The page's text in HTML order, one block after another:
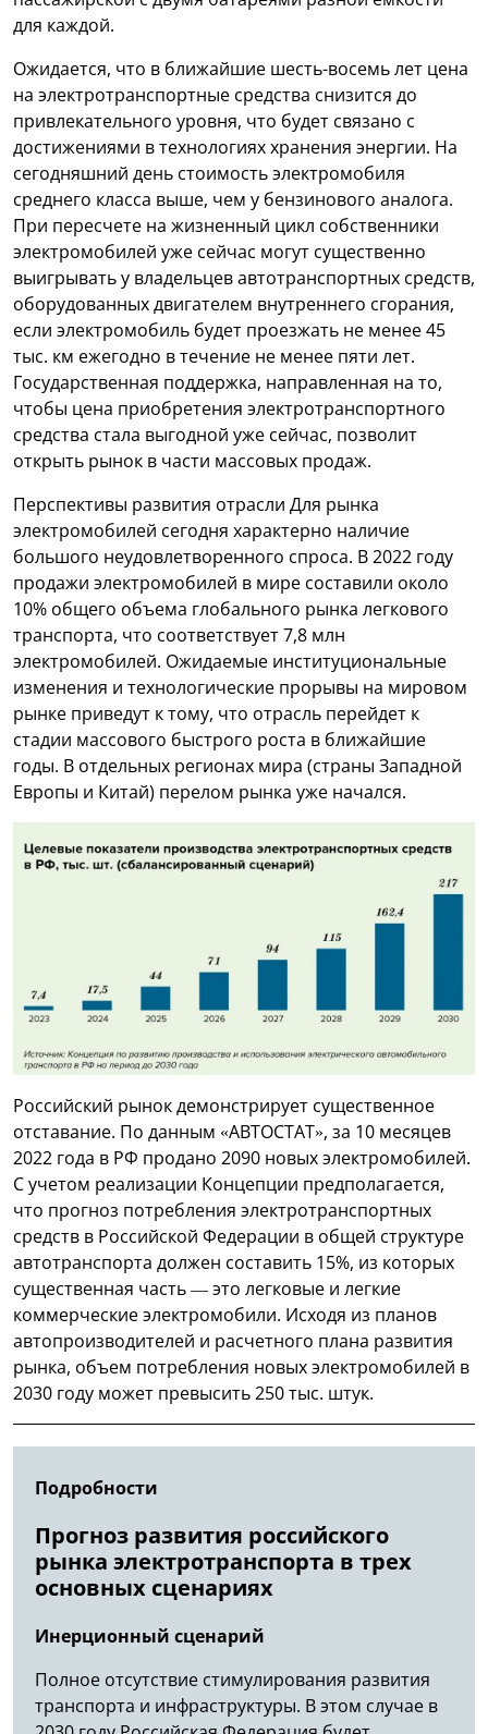
для каждой.
Ожидается, что в ближайшие шесть-восемь лет цена
на электротранспортные средства снизится до
привлекательного уровня, что будет связано с
достижениями в технологиях хранения энергии. На
сегодняшний день стоимость электромобиля
среднего класса выше, чем у бензинового аналога.
При пересчете на жизненный цикл собственники
электромобилей уже сейчас могут существенно
выигрывать у владельцев автотранспортных средств,
оборудованных двигателем внутреннего сгорания,
если электромобиль будет проезжать не менее 45
тыс. км ежегодно в течение не менее пяти лет.
Государственная поддержка, направленная на то,
чтобы цена приобретения электротранспортного
средства стала выгодной уже сейчас, позволит
открыть рынок в части массовых продаж.
Перспективы развития отрасли Для рынка
электромобилей сегодня характерно наличие
большого неудовлетворенного спроса. В 2022 году
продажи электромобилей в мире составили около
10% общего объема глобального рынка легкового
транспорта, что соответствует 7,8 млн
электромобилей. Ожидаемые институциональные
изменения и технологические прорывы на мировом
рынке приведут к тому, что отрасль перейдет к
стадии массового быстрого роста в ближайшие
годы. В отдельных регионах мира (страны Западной
Европы и Китай) перелом рынка уже начался.
Российский рынок демонстрирует существенное
отставание. По данным «АВТОСТАТ», за 10 месяцев
2022 года в РФ продано 2090 новых электромобилей.
С учетом реализации Концепции предполагается,
что прогноз потребления электротранспортных
средств в Российской Федерации в общей структуре
автотранспорта должен составить 15%, из которых
существенная часть — это легковые и легкие
коммерческие электромобили. Исходя из планов
автопроизводителей и расчетного плана развития
рынка, объем потребления новых электромобилей в
2030 году может превысить 250 тыс. штук.
Подробности
Прогноз развития российского
рынка электротранспорта в трех
основных сценариях
Инерционный сценарий
Полное отсутствие стимулирования развития
транспорта и инфраструктуры. В этом случае в